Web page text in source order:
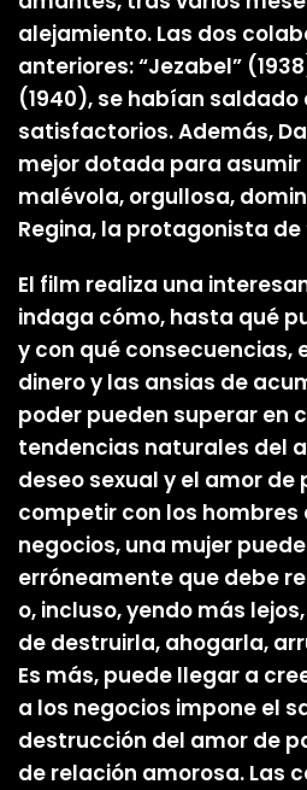
alejamiento. Las dos
anteriores: “Jezabel”
(1940), se habían saldado
satisfactorios. Además,
mejor dotada para asumir
malévola, orgullosa,
Regina, la protagonista de
El film realiza una
indaga cómo, hasta qué
y con qué consecuencias,
dinero y las ansias de
poder pueden superar en
tendencias naturales del
deseo sexual y el amor de
competir con los hombres
negocios, una mujer
erróneamente que debe
o, incluso, yendo más
de destruirla, ahogarla,
Es más, puede llegar a
a los negocios impone el
destrucción del amor de
de relación amorosa. Las